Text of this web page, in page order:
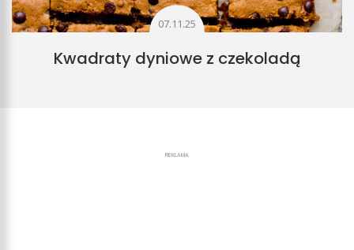
07.11.25
Kwadraty dyniowe z czekoladą
REKLAMA